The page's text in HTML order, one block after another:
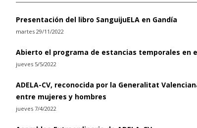
Presentación del libro SanguijuELA en Gandía
martes 29/11/2022
Abierto el programa de estancias temporales en
jueves 5/5/2022
ADELA-CV, reconocida por la Generalitat
entre mujeres y hombres
jueves 7/4/2022